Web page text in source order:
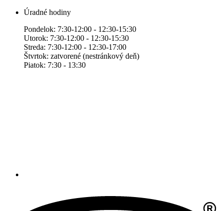
Úradné hodiny
Pondelok: 7:30-12:00 - 12:30-15:30
Utorok: 7:30-12:00 - 12:30-15:30
Streda: 7:30-12:00 - 12:30-17:00
Štvrtok: zatvorené (nestránkový deň)
Piatok: 7:30 - 13:30